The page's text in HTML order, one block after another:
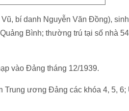
bí danh Nguyễn Văn Đồng),
Bình; thường trú tại số nhà
vào Đảng tháng 12/1939.
ương Đảng các khóa 4, 5, 6;